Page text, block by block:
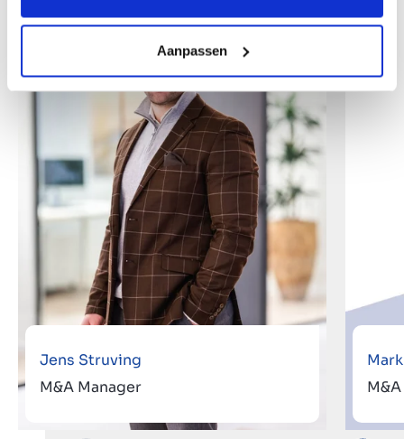
Aanpassen
Jens Struving
M&A Manager